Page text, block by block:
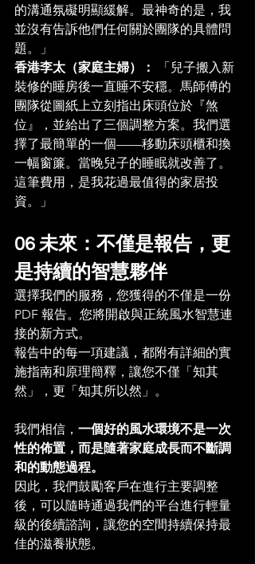
的溝通氛礙明顯緩解。最神奇的是，我
並沒有告訴他們任何關於團隊的具體問
題。」
香港李太（家庭主婦）：
「兒子搬入新
裝修的睡房後一直睡不安穩。馬師傅的
團隊從圖紙上立刻指出床頭位於『煞
位』，並給出了三個調整方案。我們選
擇了最簡單的一個——移動床頭櫃和換
一幅窗簾。當晚兒子的睡眠就改善了。
這筆費用，是我花過最值得的家居投
資。」
06 未來：不僅是報告，更
是持續的智慧夥伴
選擇我們的服務，您獲得的不僅是一份
PDF 報告。您將開啟與正統風水智慧連
接的新方式。
報告中的每一項建議，都附有詳細的實
施指南和原理簡釋，讓您不僅「知其
然」，更「知其所以然」。
我們相信， 一個好的風水環境不是一次
性的佈置，而是隨著家庭成長而不斷調
和的動態過程。
因此，我們鼓勵客戶在進行主要調整
後，可以隨時通過我們的平台進行輕量
級的後續諮詢，讓您的空間持續保持最
佳的滋養狀態。